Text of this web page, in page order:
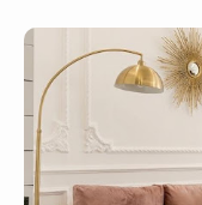
일본
베트남